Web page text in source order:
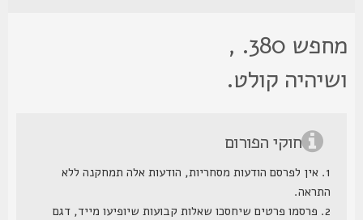
מחפש 380. ,
קולט.
חוקי הפורום
1. אין לפרסם הודעות מסחריות, הודעות אלה תמחקנה ללא
התראה.
2. פרסמו פרטים שיחסכו שאלות קבועות שיופיעו מייד, דגם